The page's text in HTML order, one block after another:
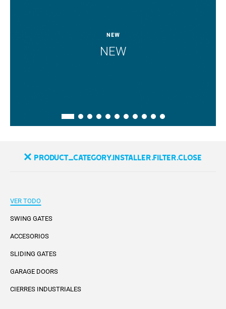
New
NEW
product_category.installer.filter.close
VER TODO
SWING GATES
ACCESORIOS
SLIDING GATES
GARAGE DOORS
CIERRES INDUSTRIALES